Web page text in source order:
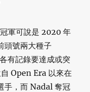
軍可說是 2020 年
頭號兩大種子
有記錄要達成或突
Open Era 以來在
手，而 Nadal 奪冠